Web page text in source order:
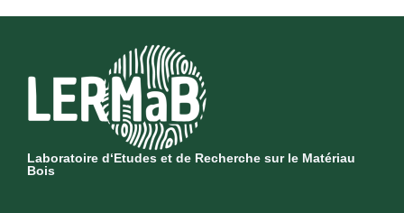
Laboratoire d‘Etudes et de Recherche sur le Matériau
Bois